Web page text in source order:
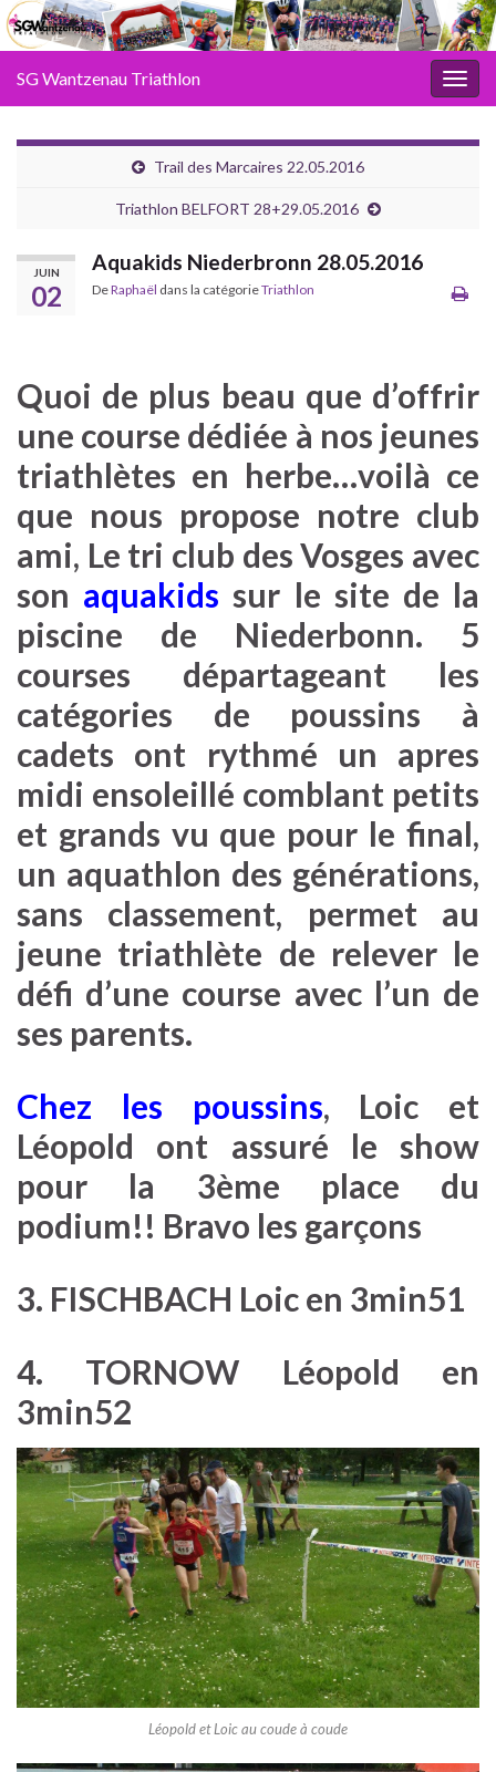
SG Wantzenau Triathlon
Trail des Marcaires 22.05.2016
Triathlon BELFORT 28+29.05.2016
JUIN
02
Aquakids Niederbronn 28.05.2016
DeRaphaël dans la catégorieTriathlon
Quoi de plus beau que d’offrir
une course dédiée à nos jeunes
triathlètes en herbe…voilà ce
que nous propose notre club
ami, Le tri club des Vosges avec
son aquakids sur le site de la
piscine de Niederbonn. 5
courses départageant les
catégories de poussins à
cadets ont rythmé un apres
midi ensoleillé comblant petits
et grands vu que pour le final,
un aquathlon des générations,
sans classement, permet au
jeune triathlète de relever le
défi d’une course avec l’un de
ses parents.
Chez les poussins, Loic et
Léopold ont assuré le show
pour la 3ème place du
podium!! Bravo les garçons
3. FISCHBACH Loic en 3min51
4. TORNOW Léopold en
3min52
Léopold et Loic au coude à coude